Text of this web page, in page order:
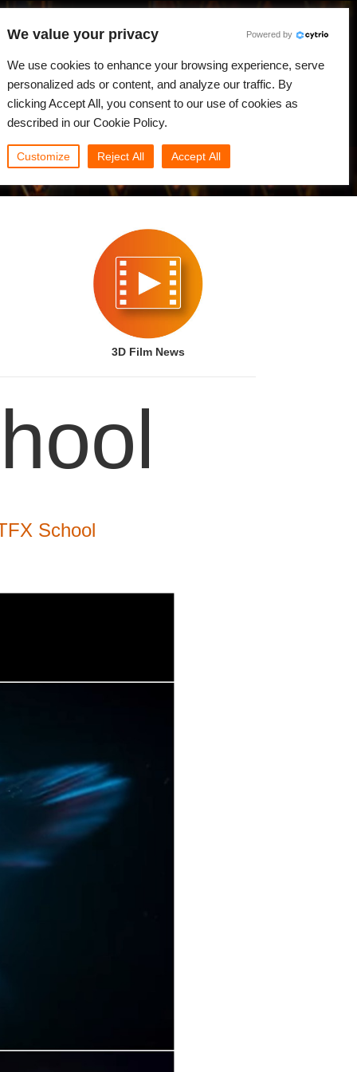
Japanese ログイン
ュース コミュニティ
3D Film News
School
We value your privacy Powered by
We use cookies to enhance your browsing experience, serve
personalized ads or content, and analyze our traffic. By
clicking Accept All, you consent to our use of cookies as
described in our Cookie Policy.
Customize Reject All Accept All